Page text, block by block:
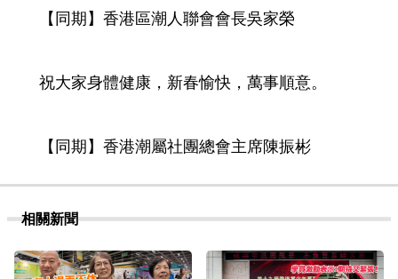
【同期】香港區潮人聯會會長吳家榮
祝大家身體健康，新春愉快，萬事順意。
【同期】香港潮屬社團總會主席陳振彬
相關新聞